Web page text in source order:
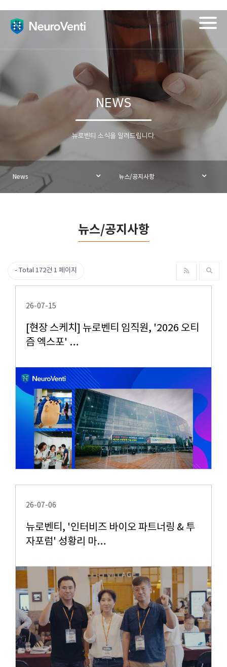
NEWS
뉴로벤티 소식을 알려드립니다.
News 뉴스/공지사항
뉴스/공지사항
Total 172건 1 페이지
26-07-15
[현장 스케치] 뉴로벤티 임직원, '2026 오티
즘 엑스포' …
26-07-06
뉴로벤티, '인터비즈 바이오 파트너링 & 투
자포럼' 성황리 마…